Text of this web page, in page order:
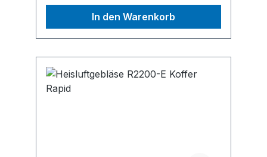
und Rückseite für hohen
Bedienkomfort • Stabile Gummibasis
auf der Geräterückseite für Arbeiten
Heißluftgebläse,
Anwendungsratgeber.Hersteller:
Isaberg Rapid AB, An der Strusbek
In den Warenkorb